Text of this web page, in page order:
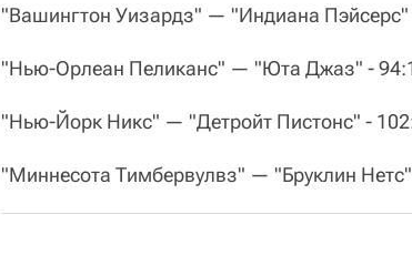
"Вашингтон Уизардз" — "Индиана Пэйсерс"
"Нью-Орлеан Пеликанс" — "Юта Джаз" -
"Нью-Йорк Никс" — "Детройт Пистонс" -
"Миннесота Тимбервулвз" — "Бруклин